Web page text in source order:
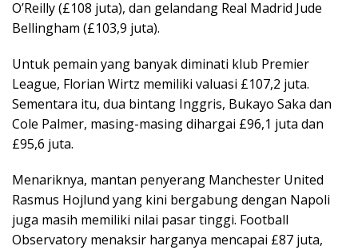
O’Reilly (£108 juta), dan gelandang Real Madrid Jude
Bellingham (£103,9 juta).
Untuk pemain yang banyak diminati klub Premier
League, Florian Wirtz memiliki valuasi £107,2 juta.
Sementara itu, dua bintang Inggris, Bukayo Saka dan
Cole Palmer, masing-masing dihargai £96,1 juta dan
£95,6 juta.
Menariknya, mantan penyerang Manchester United
Rasmus Hojlund yang kini bergabung dengan Napoli
juga masih memiliki nilai pasar tinggi. Football
Observatory menaksir harganya mencapai £87 juta,